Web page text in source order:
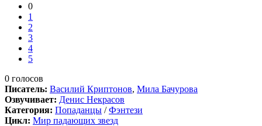
0
1
2
3
4
5
0 голосов
Писатель: Василий Криптонов, Мила Бачурова
Озвучивает: Денис Некрасов
Категория: Попаданцы /Фэнтези
Цикл: Мир падающих звезд